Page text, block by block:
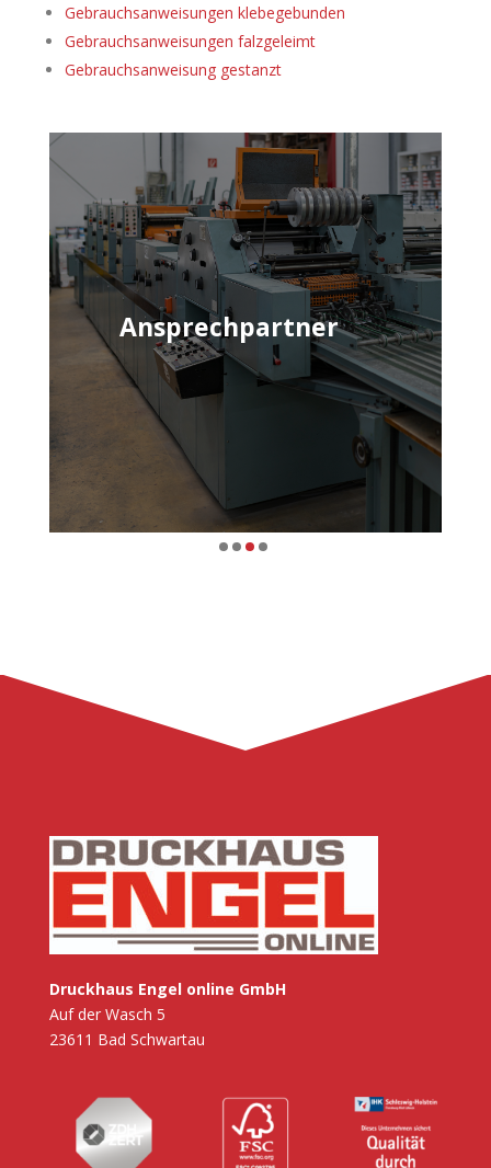
Gebrauchsanweisungen klebegebunden
Gebrauchsanweisungen falzgeleimt
Gebrauchsanweisung gestanzt
Ansprechpartner
Druckhaus Engel online GmbH
Auf der Wasch 5
23611 Bad Schwartau